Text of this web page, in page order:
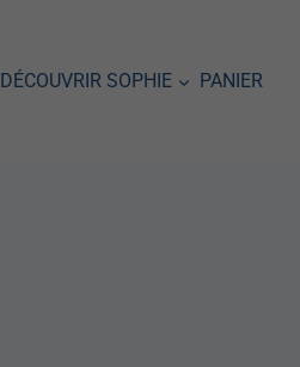
DÉCOUVRIR SOPHIE PANIER